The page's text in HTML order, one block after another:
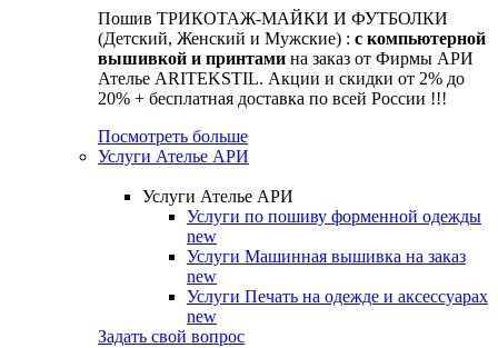
Пошив ТРИКОТАЖ-МАЙКИ И ФУТБОЛКИ
(Детский, Женский и Мужские) : с компьютерной
вышивкой и принтами на заказ от Фирмы АРИ
Ателье ARITEKSTIL. Акции и скидки от 2% до
20% + бесплатная доставка по всей России !!!
Посмотреть больше
Услуги Ателье АРИ
Услуги Ателье АРИ
Услуги по пошиву форменной одежды
new
Услуги Машинная вышивка на заказ
new
Услуги Печать на одежде и аксессуарах
new
Задать свой вопрос